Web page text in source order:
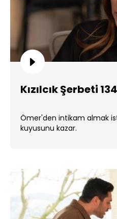
Kızılcık Şerbeti
Ömer'den intikam almak
kuyusunu kazar.